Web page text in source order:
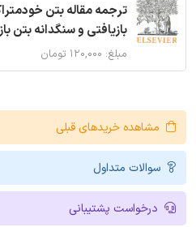
ترجمه مقاله بتن
بازیافتی و سنگدانه بتن
مبلغ: ۱۲۰,۰۰۰ تومان
مشاهده خریدهای قبلی
سوالات متداول
درخواست پشتیبانی